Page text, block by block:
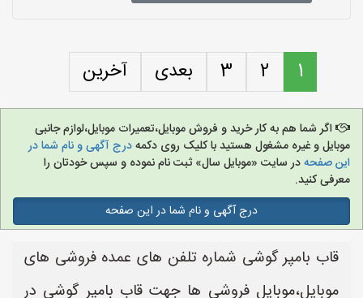
1
2
3 بعدی آخرین
اگر شما هم به کار خرید و فروش موبایل،تعمیرات موبایل،لوازم جانبی
موبایل و غیره مشغول هستید با کلیک روی دکمهدرج آگهی و نام شما در
این صفحهدر سایت «موبایل سال» ثبت نام نموده و سپس خودتان را
معرفی کنید.
درج آگهی و نام شما در این صفحه
قاب بامپر گوشی شماره تلفن های عمده فروشی های
موبایل،موبایل فروشی ها جهت قاب بامپر گوشی در